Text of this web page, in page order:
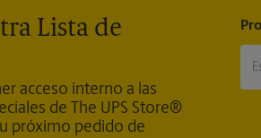
Lista de
acceso interno a las
de The UPS Store®
próximo pedido de